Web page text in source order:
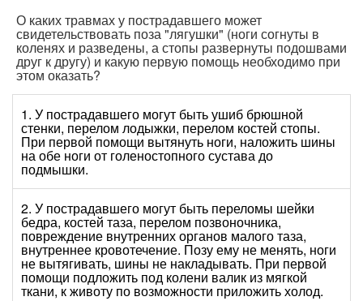
О каких травмах у пострадавшего может
свидетельствовать поза "лягушки" (ноги согнуты в
коленях и разведены, а стопы развернуты подошвами
друг к другу) и какую первую помощь необходимо при
этом оказать?
1. У пострадавшего могут быть ушиб брюшной
стенки, перелом лодыжки, перелом костей стопы.
При первой помощи вытянуть ноги, наложить шины
на обе ноги от голеностопного сустава до
подмышки.
2. У пострадавшего могут быть переломы шейки
бедра, костей таза, перелом позвоночника,
повреждение внутренних органов малого таза,
внутреннее кровотечение. Позу ему не менять, ноги
не вытягивать, шины не накладывать. При первой
помощи подложить под колени валик из мягкой
ткани, к животу по возможности приложить холод.